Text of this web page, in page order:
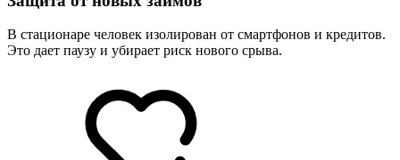
В стационаре человек изолирован от смартфонов и кредитов.
Это дает паузу и убирает риск нового срыва.